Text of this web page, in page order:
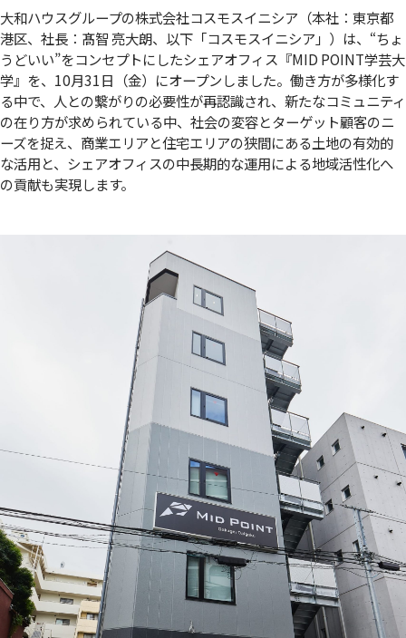
大和ハウスグループの株式会社コスモスイニシア（本社：東京都
港区、社長：髙智 亮大朗、以下「コスモスイニシア」）は、“ちょ
うどいい”をコンセプトにしたシェアオフィス『MID POINT学芸大
学』を、10月31日（金）にオープンしました。働き方が多様化す
る中で、人との繋がりの必要性が再認識され、新たなコミュニティ
の在り方が求められている中、社会の変容とターゲット顧客のニ
ーズを捉え、商業エリアと住宅エリアの狭間にある土地の有効的
な活用と、シェアオフィスの中長期的な運用による地域活性化へ
の貢献も実現します。